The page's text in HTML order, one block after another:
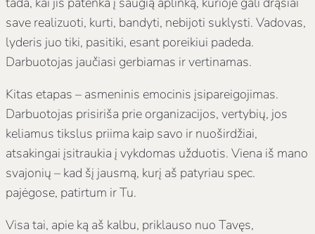
save realizuoti, kurti, bandyti, nebijoti suklysti. Vadovas,
lyderis juo tiki, pasitiki, esant poreikiui padeda.
Darbuotojas jaučiasi gerbiamas ir vertinamas.
Kitas etapas – asmeninis emocinis įsipareigojimas.
Darbuotojas prisiriša prie organizacijos, vertybių, jos
keliamus tikslus priima kaip savo ir nuoširdžiai,
atsakingai įsitraukia į vykdomas užduotis. Viena iš mano
svajonių – kad šį jausmą, kurį aš patyriau spec.
pajėgose, patirtum ir Tu.
Visa tai, apie ką aš kalbu, priklauso nuo Tavęs,